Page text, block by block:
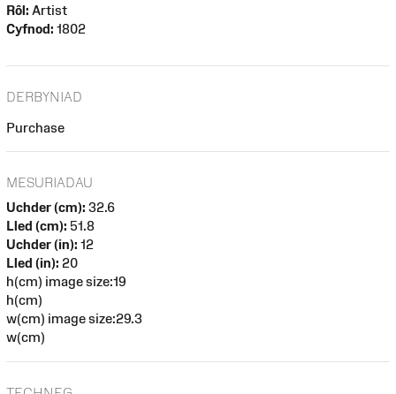
Rôl: Artist
Cyfnod: 1802
DERBYNIAD
Purchase
MESURIADAU
Uchder (cm): 32.6
Lled (cm): 51.8
Uchder (in): 12
Lled (in): 20
h(cm) image size:19
h(cm)
w(cm) image size:29.3
w(cm)